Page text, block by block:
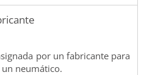
por un fabricante para
neumático.